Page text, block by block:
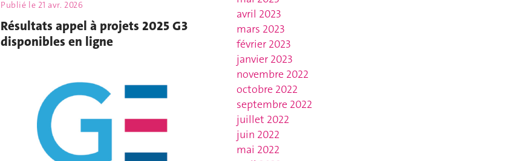
Publié le 21 avr. 2026
Résultats appel à projets 2025 G3
disponibles en ligne
avril 2023
mars 2023
février 2023
janvier 2023
novembre 2022
octobre 2022
septembre 2022
juillet 2022
juin 2022
mai 2022